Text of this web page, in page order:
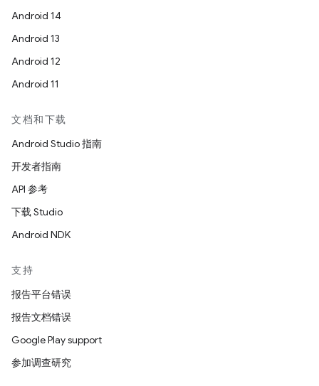
Android 14
Android 13
Android 12
Android 11
文档和下载
Android Studio 指南
开发者指南
API 参考
下载 Studio
Android NDK
支持
报告平台错误
报告文档错误
Google Play support
参加调查研究